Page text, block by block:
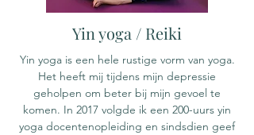
Yin yoga / Reiki
Yin yoga is een hele rustige vorm van yoga.
Het heeft mij tijdens mijn depressie
geholpen om beter bij mijn gevoel te
komen. In 2017 volgde ik een 200-uurs yin
yoga docentenopleiding en sindsdien geef